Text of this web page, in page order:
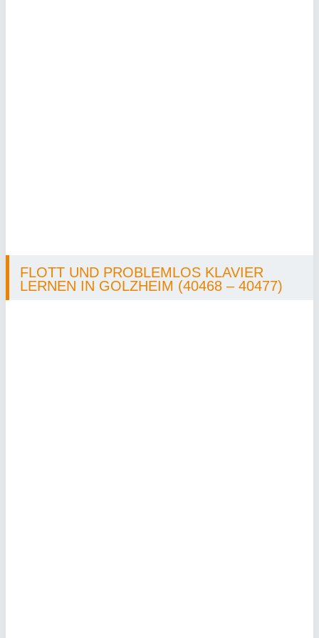
FLOTT UND PROBLEMLOS KLAVIER
LERNEN IN GOLZHEIM (40468 – 40477)